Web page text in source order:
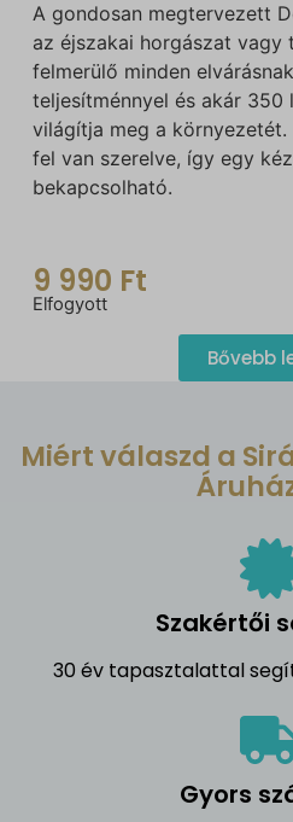
A gondosan megtervezett
az éjszakai horgászat vagy
felmerülő minden
teljesítménnyel és akár 350
világítja meg a
fel van szerelve, így egy
bekapcsolható.
9 990 Ft
Elfogyott
Bővebb
Miért válaszd a
Szakértői
30 év tapasztalattal
Gyors